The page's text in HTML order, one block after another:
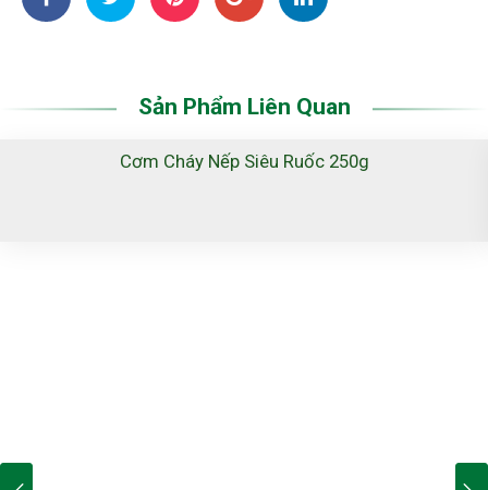
Sản Phẩm Liên Quan
Cơm Cháy Nếp Siêu Ruốc 250g